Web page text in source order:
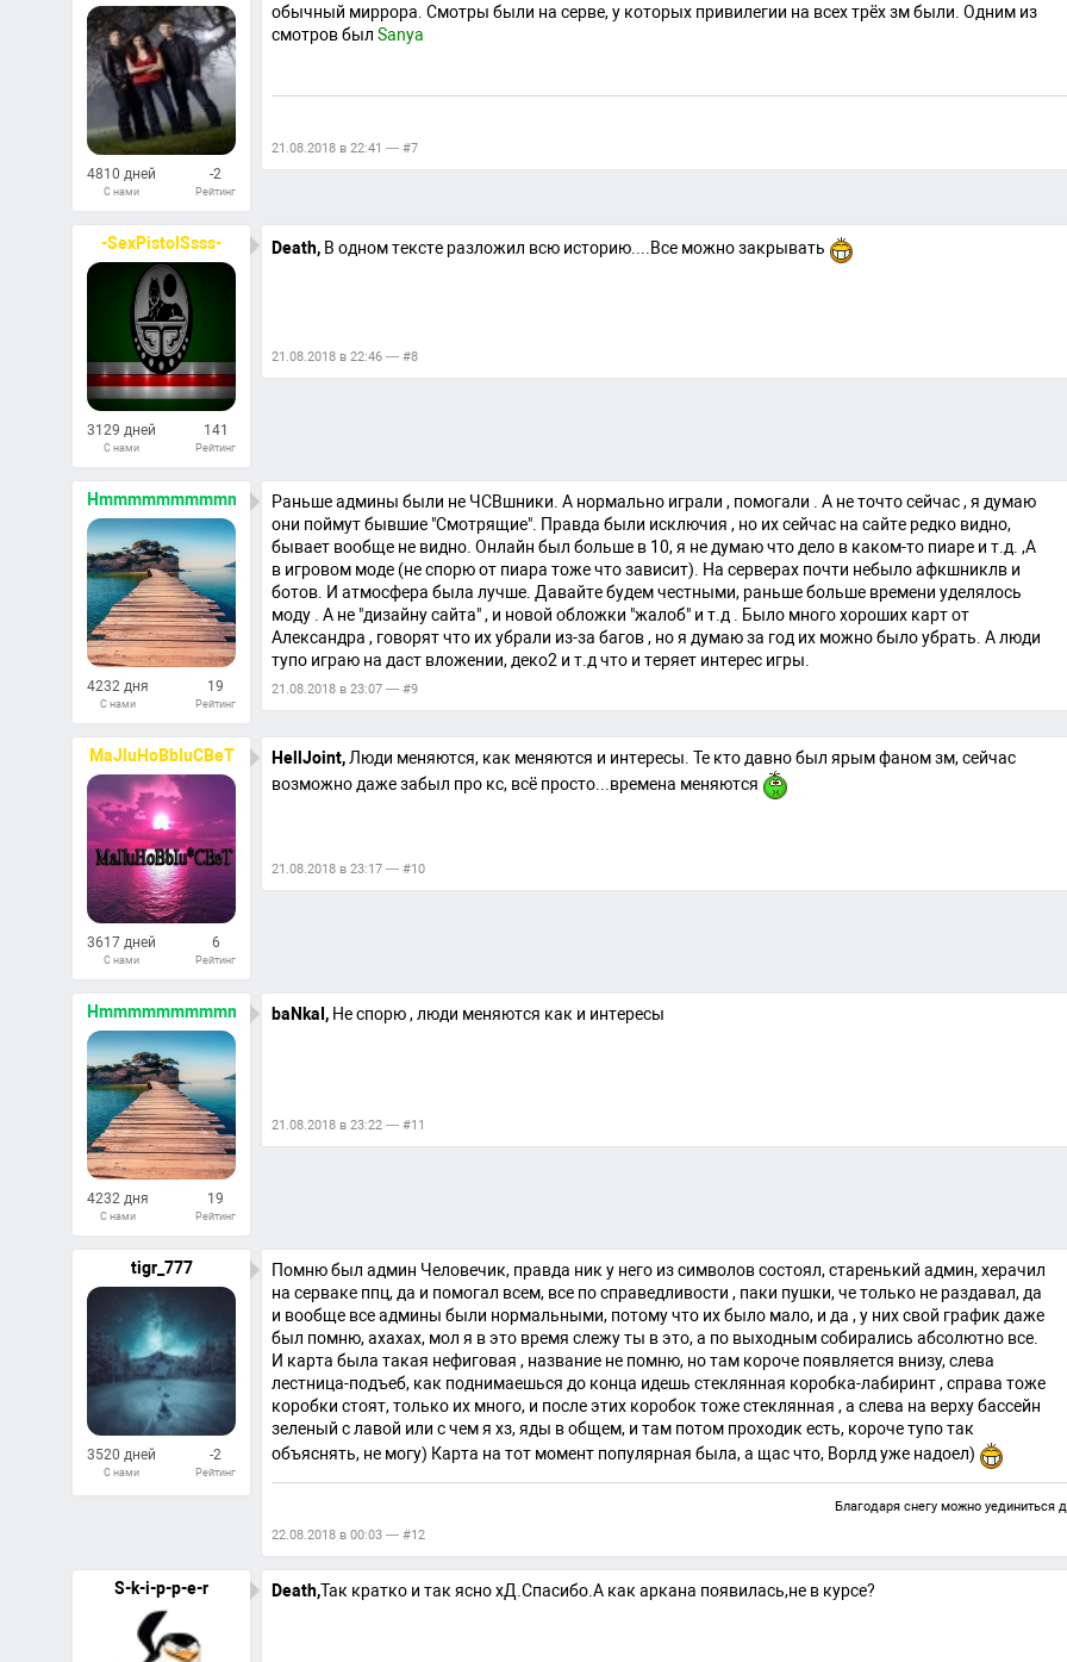
4810 дней
С нами
-2
Рейтинг
26
Ответов
обычный миррора. Смотры были на серве, у которых привилегии на всех трёх зм были. Одним из
смотров был Sanya
21.08.2018 в 22:41 — #7
-SexPistolSsss-
3129 дней
С нами
141
Рейтинг
521
Ответов
Death, В одном тексте разложил всю историю....Все можно закрывать
21.08.2018 в 22:46 — #8
Hmmmmmmmmmmmmmm
4232 дня
С нами
19
Рейтинг
285
Ответов
Раньше админы были не ЧСВшники. А нормально играли , помогали . А не точто сейчас , я думаю
они поймут бывшие "Смотрящие". Правда были исключия , но их сейчас на сайте редко видно,
бывает вообще не видно. Онлайн был больше в 10, я не думаю что дело в каком-то пиаре и т.д. ,А
в игровом моде (не спорю от пиара тоже что зависит). На серверах почти небыло афкшниклв и
ботов. И атмосфера была лучше. Давайте будем честными, раньше больше времени уделялось
моду . А не "дизайну сайта" , и новой обложки "жалоб" и т.д . Было много хороших карт от
Александра , говорят что их убрали из-за багов , но я думаю за год их можно было убрать. А люди
тупо играю на даст вложении, деко2 и т.д что и теряет интерес игры.
21.08.2018 в 23:07 — #9
MaJluHoBbIuCBeT
3617 дней
С нами
6
Рейтинг
352
Ответов
HellJoint, Люди меняются, как меняются и интересы. Те кто давно был ярым фаном зм, сейчас
возможно даже забыл про кс, всё просто...времена меняются
21.08.2018 в 23:17 — #10
Hmmmmmmmmmmmmmm
4232 дня
С нами
19
Рейтинг
285
baNkaI, Не спорю , люди меняются как и интересы
21.08.2018 в 23:22 — #11
tigr_777
3520 дней
С нами
-2
Рейтинг
192
Помню был админ Человечик, правда ник у него из символов состоял, старенький админ, херачил
на серваке ппц, да и помогал всем, все по справедливости , паки пушки, че только не раздавал, да
и вообще все админы были нормальными, потому что их было мало, и да , у них свой график даже
был помню, ахахах, мол я в это время слежу ты в это, а по выходным собирались абсолютно все.
И карта была такая нефиговая , название не помню, но там короче появляется внизу, слева
лестница-подъеб, как поднимаешься до конца идешь стеклянная коробка-лабиринт , справа тоже
коробки стоят, только их много, и после этих коробок тоже стеклянная , а слева на верху бассейн
зеленый с лавой или с чем я хз, яды в общем, и там потом проходик есть, короче тупо так
объяснять, не могу) Карта на тот момент популярная была, а щас что, Ворлд уже надоел)
Благодаря снегу можно уединиться
22.08.2018 в 00:03 — #12
S-k-i-p-p-e-r Death,Так кратко и так ясно хД.Спасибо.А как аркана появилась,не в курсе?